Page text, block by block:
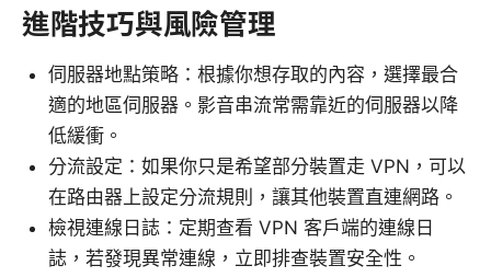
進階技巧與風險管理
伺服器地點策略：根據你想存取的內容，選擇最合
適的地區伺服器。影音串流常需靠近的伺服器以降
低緩衝。
分流設定：如果你只是希望部分裝置走 VPN，可以
在路由器上設定分流規則，讓其他裝置直連網路。
檢視連線日誌：定期查看 VPN 客戶端的連線日
誌，若發現異常連線，立即排查裝置安全性。